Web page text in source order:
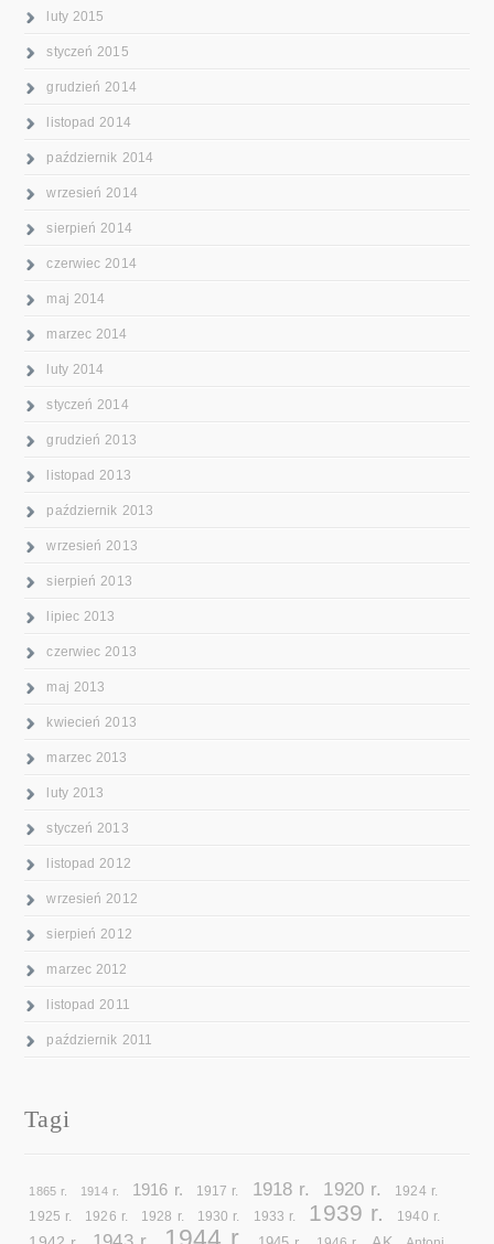
luty 2015
styczeń 2015
grudzień 2014
listopad 2014
październik 2014
wrzesień 2014
sierpień 2014
czerwiec 2014
maj 2014
marzec 2014
luty 2014
styczeń 2014
grudzień 2013
listopad 2013
październik 2013
wrzesień 2013
sierpień 2013
lipiec 2013
czerwiec 2013
maj 2013
kwiecień 2013
marzec 2013
luty 2013
styczeń 2013
listopad 2012
wrzesień 2012
sierpień 2012
marzec 2012
listopad 2011
październik 2011
Tagi
1865 r. 1914 r. 1916 r. 1917 r. 1918 r. 1920 r. 1924 r.
1925 r. 1926 r. 1928 r. 1930 r. 1933 r. 1939 r. 1940 r.